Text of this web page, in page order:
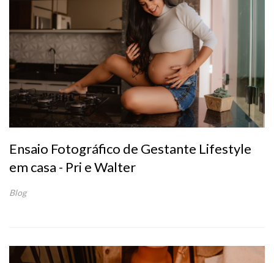
Ensaio Fotográfico de Gestante Lifestyle
em casa - Pri e Walter
Blog